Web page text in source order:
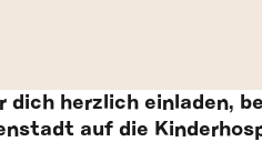
herzlich einladen,
auf die